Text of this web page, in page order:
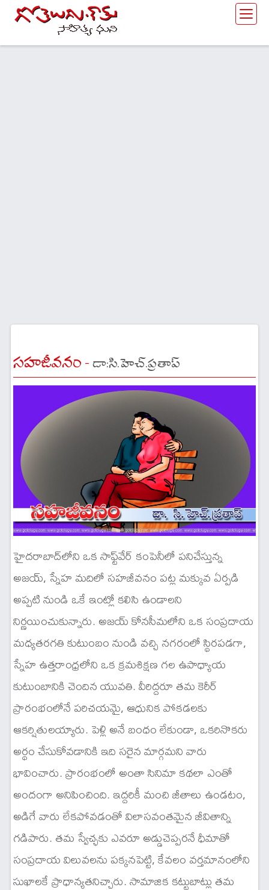
సహజీవనం -డా:సి.హెచ్.ప్రతాప్
హైదరాబాద్‌లోని ఒక సాఫ్ట్‌వేర్ కంపెనీలో పనిచేస్తున్న
అజయ్, స్నేహ మదిలో సహజీవనం పట్ల మక్కువ ఏర్పడి
అప్పటి నుండి ఒకే ఇంట్లో కలిసి ఉండాలని
నిర్ణయించుకున్నారు. అజయ్ కోనసీమలోని ఒక సంప్రదాయ
మధ్యతరగతి కుటుంబం నుండి వచ్చి నగరంలో స్థిరపడగా,
స్నేహ ఉత్తరాంధ్రలోని ఒక క్రమశిక్షణ గల ఉపాధ్యాయ
కుటుంబానికి చెందిన యువతి. వీరిద్దరూ తమ కెరీర్
ప్రారంభంలోనే పరిచయమై, ఆధునిక పోకడలకు
ఆకర్షితులయ్యారు. పెళ్లి అనే బంధం లేకుండా, ఒకరినొకరు
అర్థం చేసుకోవడానికి ఇది సరైన మార్గమని వారు
భావించారు. ప్రారంభంలో అంతా సినిమా కథలా ఎంతో
అందంగా అనిపించింది. ఇద్దరికీ మంచి జీతాలు ఉండటం,
అడిగే వారు లేకపోవడంతో విలాసవంతమైన జీవితాన్ని
గడిపారు. తమ స్వేచ్ఛకు ఎవరూ అడ్డుచెప్పరనే ధీమాతో
సంప్రదాయ విలువలను పక్కనపెట్టి, కేవలం వర్తమానంలోని
సుఖాలకే ప్రాధాన్యతనిచ్చారు. సామాజిక కట్టుబాట్లు తమ